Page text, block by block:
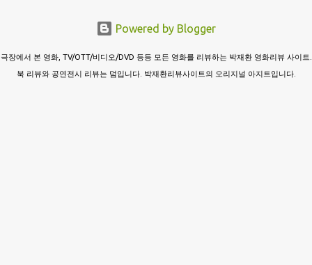
Powered by Blogger
극장에서 본 영화, TV/OTT/비디오/DVD 등등 모든 영화를 리뷰하는 박재환 영화리뷰 사이트.
북 리뷰와 공연전시 리뷰는 덤입니다. 박재환리뷰사이트의 오리지널 아지트입니다.